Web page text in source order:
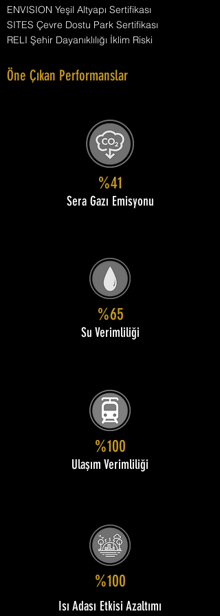
ENVISION Yeşil Altyapı Sertifikası
SITES Çevre Dostu Park Sertifikası
RELI Şehir Dayanıklılığı İklim Riski
Öne Çıkan Performanslar
%41
Sera Gazı Emisyonu
%65
Su Verimliliği
%100
Ulaşım Verimliliği
%100
Isı Adası Etkisi Azaltımı